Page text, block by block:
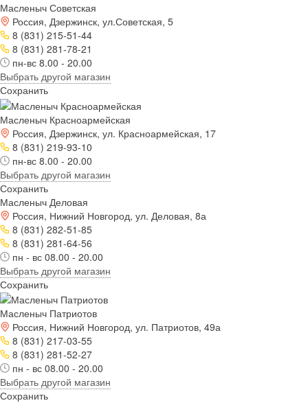
Масленыч Советская
Россия, Дзержинск, ул.Советская, 5
8 (831) 215-51-44
8 (831) 281-78-21
пн-вс 8.00 - 20.00
Выбрать другой магазин
Сохранить
Масленыч Красноармейская
Россия, Дзержинск, ул. Красноармейская, 17
8 (831) 219-93-10
пн-вс 8.00 - 20.00
Выбрать другой магазин
Сохранить
Масленыч Деловая
Россия, Нижний Новгород, ул. Деловая, 8а
8 (831) 282-51-85
8 (831) 281-64-56
пн - вс 08.00 - 20.00
Выбрать другой магазин
Сохранить
Масленыч Патриотов
Россия, Нижний Новгород, ул. Патриотов, 49а
8 (831) 217-03-55
8 (831) 281-52-27
пн - вс 08.00 - 20.00
Выбрать другой магазин
Сохранить